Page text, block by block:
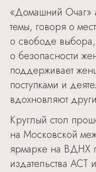
«Домашний Очаг»
темы, говоря о
о свободе
о безопасности
поддерживает
поступками и
вдохновляют
Круглый стол
на Московской
ярмарке на ВДНХ
издательства